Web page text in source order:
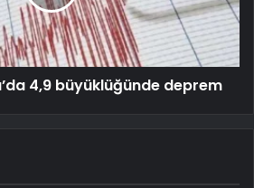
4,9 büyüklüğünde deprem